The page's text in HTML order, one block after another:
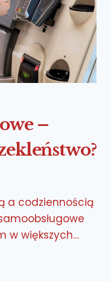
–
a codziennością
w większych…